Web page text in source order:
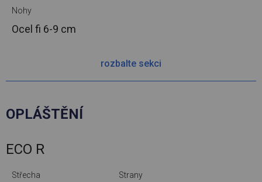
Nohy
Ocel fi 6-9 cm
rozbalte sekci
OPLÁŠTĚNÍ
ECO R
Střecha Strany